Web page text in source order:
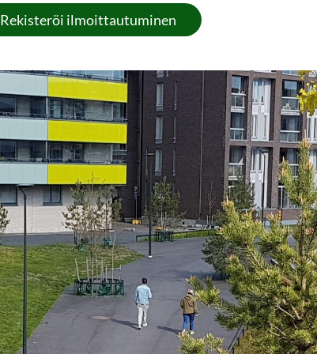
Rekisteröi ilmoittautuminen